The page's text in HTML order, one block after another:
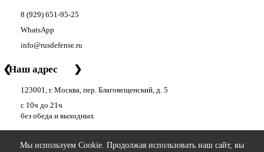
8 (929) 651-95-25
WhatsApp
info@rusdefense.ru
❮Наш адрес ❯
123001, г. Москва, пер. Благовещенский, д. 5
с 10ч до 21ч
без обеда и выходных
Мы используем Cookie. Продолжая использовать наш сайт, вы